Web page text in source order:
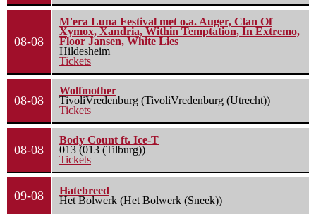
08-08
M'era Luna Festival met o.a. Auger, Clan Of
Xymox, Xandria, Within Temptation, In Extremo,
Floor Jansen, White Lies
Hildesheim
Tickets
08-08
Wolfmother
TivoliVredenburg (TivoliVredenburg (Utrecht))
Tickets
08-08
Body Count ft. Ice-T
013 (013 (Tilburg))
Tickets
09-08
Hatebreed
Het Bolwerk (Het Bolwerk (Sneek))